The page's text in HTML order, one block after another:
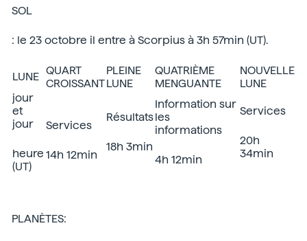
SOL
: le 23 octobre il entre à Scorpius à 3h 57min (UT).
LUNE QUART
CROISSANT
PLEINE
LUNE
QUATRIÈME
MENGUANTE
NOUVELLE
LUNE
jour
et
jour
heure
(UT)
Services
14h 12min
Résultats
18h 3min
Information sur
les
informations
4h 12min
Services
20h
34min
PLANÈTES: